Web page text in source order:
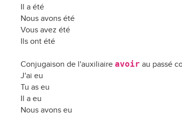
Il a été
Nous avons été
Vous avez été
Ils ont été
Conjugaison de l'auxiliaire avoir au passé
J'ai eu
Tu as eu
Il a eu
Nous avons eu